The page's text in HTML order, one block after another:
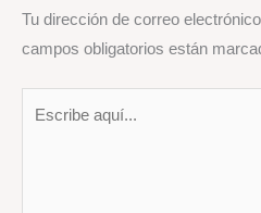
Tu dirección de correo
campos obligatorios están